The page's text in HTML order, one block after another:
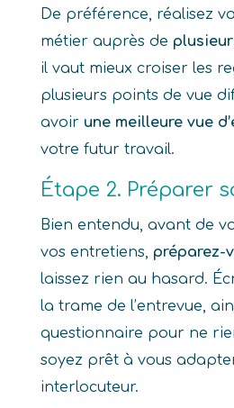
De préférence, réalisez
métier auprès de
il vaut mieux croiser les
plusieurs points de vue
avoir une meilleure vue
votre futur travail.
Étape 2. Préparer
Bien entendu, avant de
vos entretiens, préparez-
laissez rien au hasard.
la trame de l’entrevue,
questionnaire pour ne
soyez prêt à vous
interlocuteur.